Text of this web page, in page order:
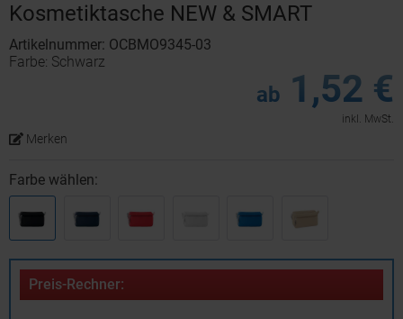
Kosmetiktasche NEW & SMART
Artikelnummer: OCBMO9345-03
Farbe: Schwarz
ab 1,52 €
inkl. MwSt.
Merken
Farbe wählen:
Preis-Rechner: